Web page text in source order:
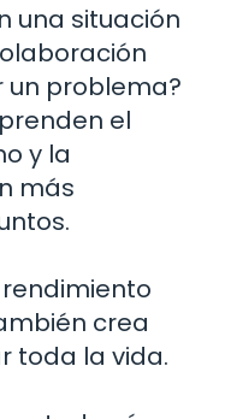
una situación
un problema?
el
y la
más
crea
toda la vida.